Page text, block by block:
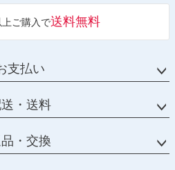
ご購入で送料無料
支払い
・送料
・交換